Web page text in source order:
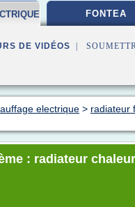
FONTEA
DE VIDÉOS |
electrique > radiateur
: radiateur